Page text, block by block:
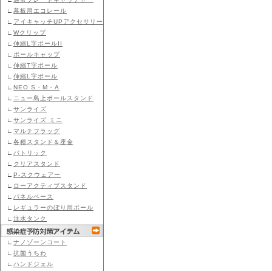
∟ 幕板用エコレール
∟ アイキャッチUPアクセサリー
∟ Wクリップ
∟ 伸縮L字ポールII
∟ ポールキャップ
∟ 伸縮T字ポール
∟ 伸縮L字ポール
∟ NEO S・M・A
∟
ニュー島上ポールスタンド
∟ サンライズ
∟ サンライズ ミニ
∟ マルチフラッグ
∟ 各種スタンド＆座金
∟ パトリック
∟ クリアスタンド
∟ P-スクウェアー
∟
ローアクティブスタンド
∟ パネルベース
∟ レギュラーのぼり用ポール
∟ 注水タンク
∟ ナノゾーンコート
∟ 抗菌うちわ
∟ ハンドジェル